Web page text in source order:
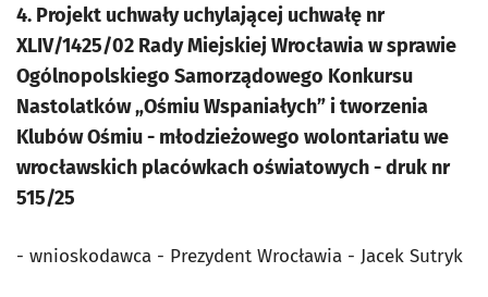
4. Projekt uchwały uchylającej uchwałę nr
XLIV/1425/02 Rady Miejskiej Wrocławia w sprawie
Ogólnopolskiego Samorządowego Konkursu
Nastolatków „Ośmiu Wspaniałych” i tworzenia
Klubów Ośmiu - młodzieżowego wolontariatu we
wrocławskich placówkach oświatowych - druk nr
515/25
- wnioskodawca - Prezydent Wrocławia - Jacek Sutryk